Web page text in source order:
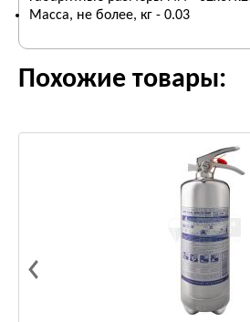
Масса, не более, кг - 0.03
Похожие товары: